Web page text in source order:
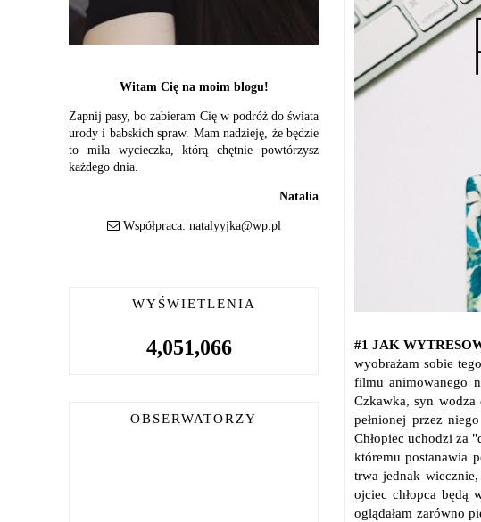
#1 JAK
wyobrażam sobie
filmu animowanego
Czkawka, syn wodza
pełnionej przez
Chłopiec uchodzi za
któremu postanawia
trwa jednak
ojciec chłopca będą
oglądałam zarówno
Witam Cię na moim blogu!
Zapnij pasy, bo zabieram Cię w podróż do świata
urody i babskich spraw. Mam nadzieję, że będzie
to miła wycieczka, którą chętnie powtórzysz
każdego dnia.
Natalia
Współpraca: natalyyjka@wp.pl
WYŚWIETLENIA
4,051,066
OBSERWATORZY